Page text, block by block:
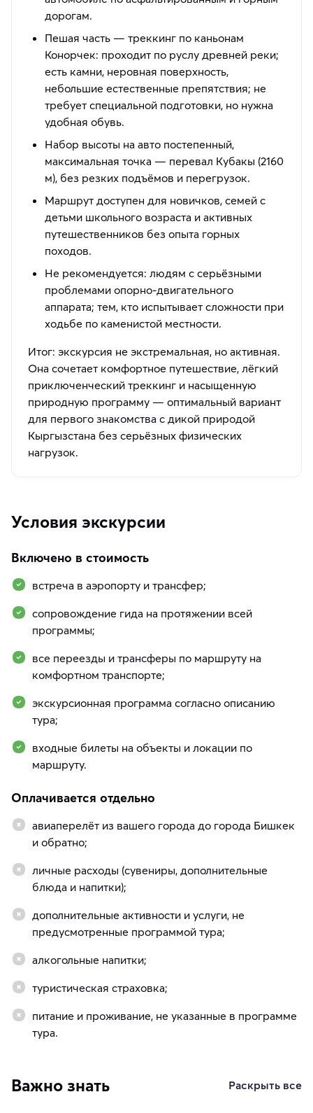
дорогам.
Пешая часть — треккинг по каньонам
Конорчек: проходит по руслу древней реки;
есть камни, неровная поверхность,
небольшие естественные препятствия; не
требует специальной подготовки, но нужна
удобная обувь.
Набор высоты на авто постепенный,
максимальная точка — перевал Кубакы (2160
м), без резких подъёмов и перегрузок.
Маршрут доступен для новичков, семей с
детьми школьного возраста и активных
путешественников без опыта горных
походов.
Не рекомендуется: людям с серьёзными
проблемами опорно-двигательного
аппарата; тем, кто испытывает сложности при
ходьбе по каменистой местности.
Итог: экскурсия не экстремальная, но активная.
Она сочетает комфортное путешествие, лёгкий
приключенческий треккинг и насыщенную
природную программу — оптимальный вариант
для первого знакомства с дикой природой
Кыргызстана без серьёзных физических
нагрузок.
Условия экскурсии
Включено в стоимость
встреча в аэропорту и трансфер;
сопровождение гида на протяжении всей
программы;
все переезды и трансферы по маршруту на
комфортном транспорте;
экскурсионная программа согласно описанию
тура;
входные билеты на объекты и локации по
маршруту.
Оплачивается отдельно
авиаперелёт из вашего города до города Бишкек
и обратно;
личные расходы (сувениры, дополнительные
блюда и напитки);
дополнительные активности и услуги, не
предусмотренные программой тура;
алкогольные напитки;
туристическая страховка;
питание и проживание, не указанные в программе
тура.
Важно знать Раскрыть все